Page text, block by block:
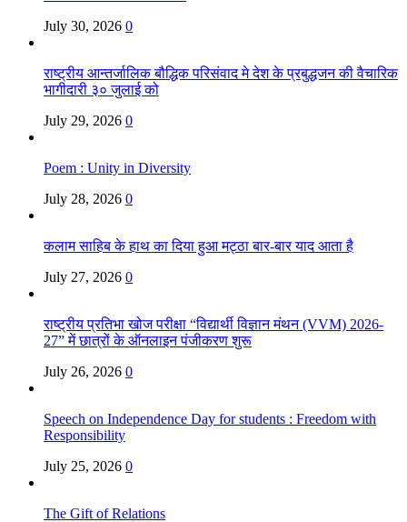
July 30, 2026 0
राष्ट्रीय आन्तर्जालिक बौद्धिक परिसंवाद मे देश के प्रबुद्धजन की वैचारिक
भागीदारी ३० जुलाई को
July 29, 2026 0
Poem : Unity in Diversity
July 28, 2026 0
कलाम साहिब के हाथ का दिया हुआ मट्ठा बार-बार याद आता है
July 27, 2026 0
राष्ट्रीय प्रतिभा खोज परीक्षा “विद्यार्थी विज्ञान मंथन (VVM) 2026-
27” में छात्रों के ऑनलाइन पंजीकरण शुरू
July 26, 2026 0
Speech on Independence Day for students : Freedom with
Responsibility
July 25, 2026 0
The Gift of Relations